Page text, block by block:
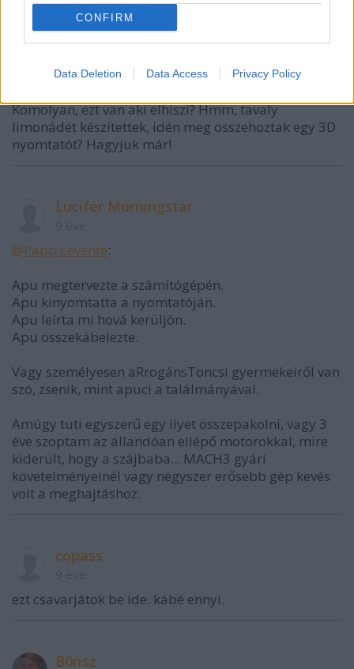
CONFIRM
Data Deletion Data Access Privacy Policy
Papp Levente
Komolyan, ezt van aki elhiszi? Hmm, tavaly
limonádét készítettek, idén meg összehoztak egy 3D
nyomtatót? Hagyjuk már!
Lucifer Morningstar
@Papp Levente:
Apu megtervezte a számítógépén.
Apu kinyomtatta a nyomtatóján.
Apu leírta mi hová kerüljön.
Apu összekábelezte.
Vagy személyesen aRrogánsToncsi gyermekeiről van
szó, zsenik, mint apuci a találmányával.
Amúgy tuti egyszerű egy ilyet összepakolni, vagy 3
éve szoptam az állandóan ellépő motorokkal, mire
kiderült, hogy a szájbaba... MACH3 gyári
követelményeinél vagy négyszer erősebb gép kevés
volt a meghajtáshoz.
copass
ezt csavarjátok be ide. kábé ennyi.
B0risz